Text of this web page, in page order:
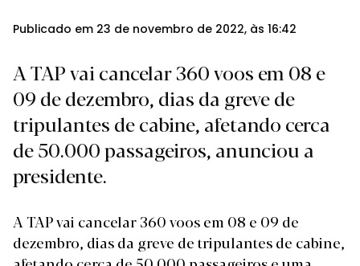
Publicado em 23 de novembro de 2022, às 16:42
A TAP vai cancelar 360 voos em 08 e
09 de dezembro, dias da greve de
tripulantes de cabine, afetando cerca
de 50.000 passageiros, anunciou a
presidente.
A TAP vai cancelar 360 voos em 08 e 09 de
dezembro, dias da greve de tripulantes de cabine,